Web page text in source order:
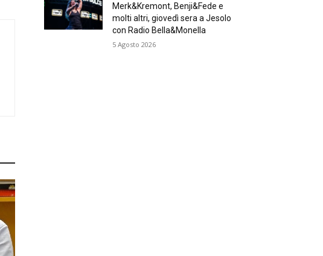
Merk&Kremont, Benji&Fede e
molti altri, giovedì sera a Jesolo
con Radio Bella&Monella
5 Agosto 2026